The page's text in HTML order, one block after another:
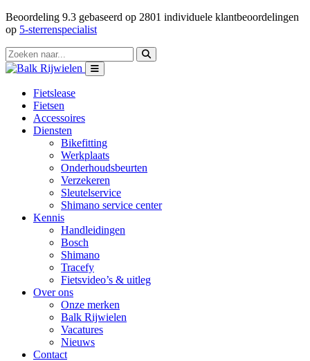
Beoordeling 9.3 gebaseerd op 2801 individuele klantbeoordelingen
op 5-sterrenspecialist
Fietslease
Fietsen
Accessoires
Diensten
Bikefitting
Werkplaats
Onderhoudsbeurten
Verzekeren
Sleutelservice
Shimano service center
Kennis
Handleidingen
Bosch
Shimano
Tracefy
Fietsvideo’s & uitleg
Over ons
Onze merken
Balk Rijwielen
Vacatures
Nieuws
Contact